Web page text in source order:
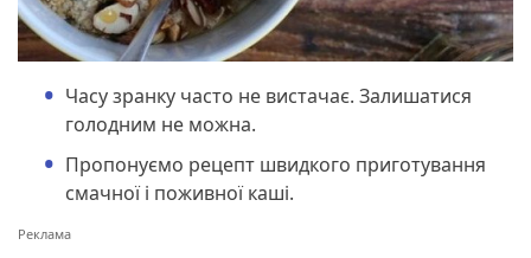
Часу зранку часто не вистачає. Залишатися
голодним не можна.
Пропонуємо рецепт швидкого приготування
смачної і поживної каші.